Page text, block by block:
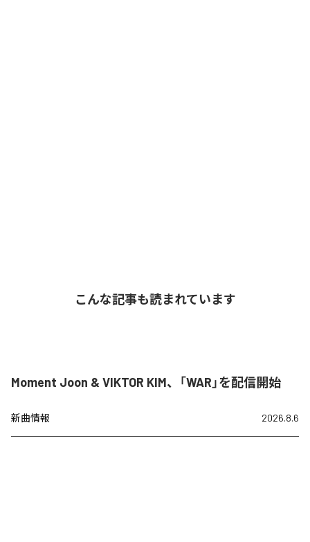
こんな記事も読まれています
Moment Joon & VIKTOR KIM、「WAR」を配信開始
新曲情報 2026.8.6